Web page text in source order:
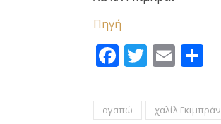
Πηγή
Facebook
Twitter
Email
αγαπώ χαλίλ Γκιμπράν